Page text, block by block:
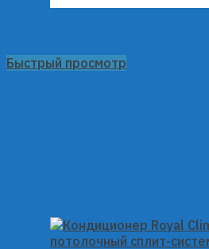
Быстрый просмотр